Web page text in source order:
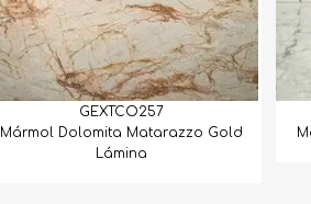
GEXTCO257
Mármol Dolomita Matarazzo Gold
Lámina